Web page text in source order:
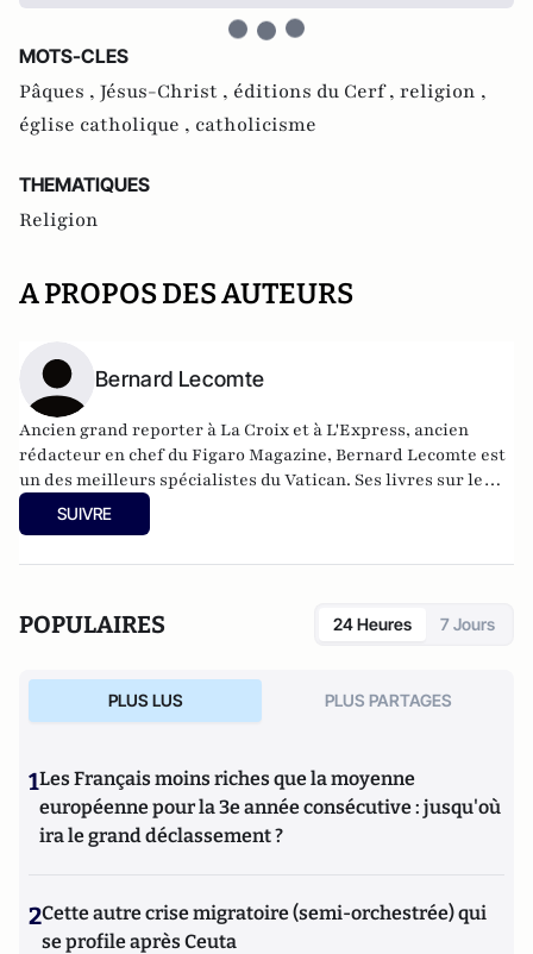
MOTS-CLES
Pâques , Jésus-Christ , éditions du Cerf , religion ,
église catholique , catholicisme
THEMATIQUES
Religion
A PROPOS DES AUTEURS
Bernard Lecomte
Ancien grand reporter à La Croix et à L'Express, ancien
rédacteur en chef du Figaro Magazine, Bernard Lecomte est
un des meilleurs spécialistes du Vatican. Ses livres sur le
sujet font autorité, notamment sa biographie de Jean-Paul II
qui fut un succès mondial. Il a publié
SUIVRE
POPULAIRES 24 Heures 7 Jours
PLUS LUS PLUS PARTAGES
1Les Français moins riches que la moyenne
européenne pour la 3e année consécutive : jusqu'où
ira le grand déclassement ?
2Cette autre crise migratoire (semi-orchestrée) qui
se profile après Ceuta